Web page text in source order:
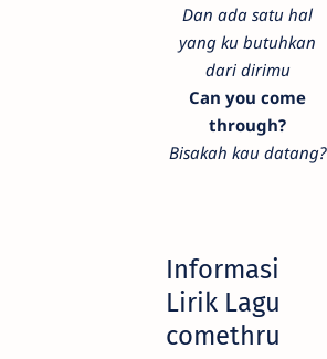
Dan ada satu hal
yang ku butuhkan
dari dirimu
Can you come
through?
Bisakah kau datang?
Informasi
Lirik Lagu
comethru